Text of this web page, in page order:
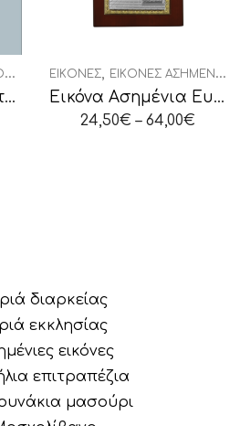
Εικόνα Άγιος Κωνσταντίνος-Αγία Ελένη
ΕΙΚΌΝΕΣ, ΕΙΚΌΝΕΣ ΑΣΗΜΈΝΙΕΣ ΟΒΆΛ
Εικόνα Ασημένια Ευαγγελισμός της Θεοτόκου
24,50€ – 64,00€
διαρκείας
εκκλησίας
εικόνες
επιτραπέζια
μασούρι